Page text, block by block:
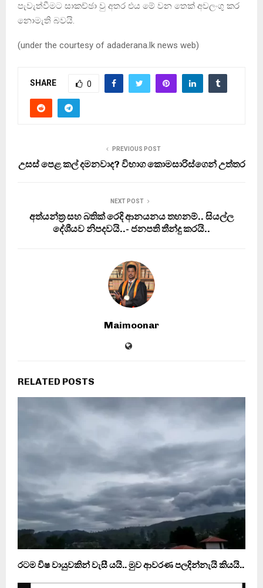
පැවැත්වීමට සාකච්ඡා වු අතර එය මේ වන තෙක් අවලංගු කර
නොමැති බවයි.
(under the courtesy of adaderana.lk news web)
SHARE 0
PREVIOUS POST
උසස් පෙළ කල් දමනවාද? විභාග කොමසාරිස්ගෙන් උත්තර
NEXT POST
අත්යන්ත්‍ර සහ බතික් රෙදි ආනයනය තහනම්.. සියල්ල
දේශීයව නිපදවයි..- ජනපති තීන්දු කරයි..
Maimoonar
RELATED POSTS
රටම විෂ වායුවකින් වැසී යයි.. මුව ආවරණ පලදින්නැයි කියයි..